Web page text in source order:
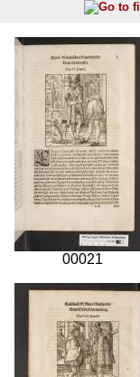
00021